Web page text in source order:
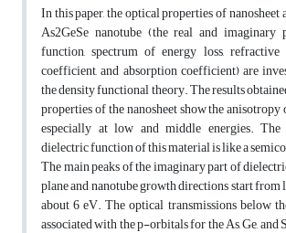
In this paper, the optical properties of nanosheet
As2GeSe nanotube (the real and
function, spectrum of energy loss,
coefficient, and absorption coefficient) are
the density functional theory. The results
properties of the nanosheet show the
especially at low and middle energies.
dielectric function of this material is like a
The main peaks of the imaginary part of
plane and nanotube growth directions start from
about 6 eV. The optical transmissions below
associated with the p-orbitals for the As, Ge, and